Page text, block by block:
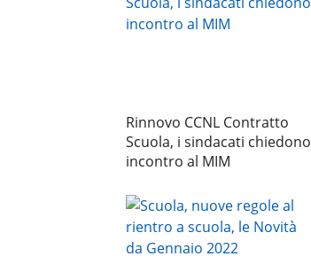
Rinnovo CCNL Contratto
Scuola, i sindacati chiedono
incontro al MIM